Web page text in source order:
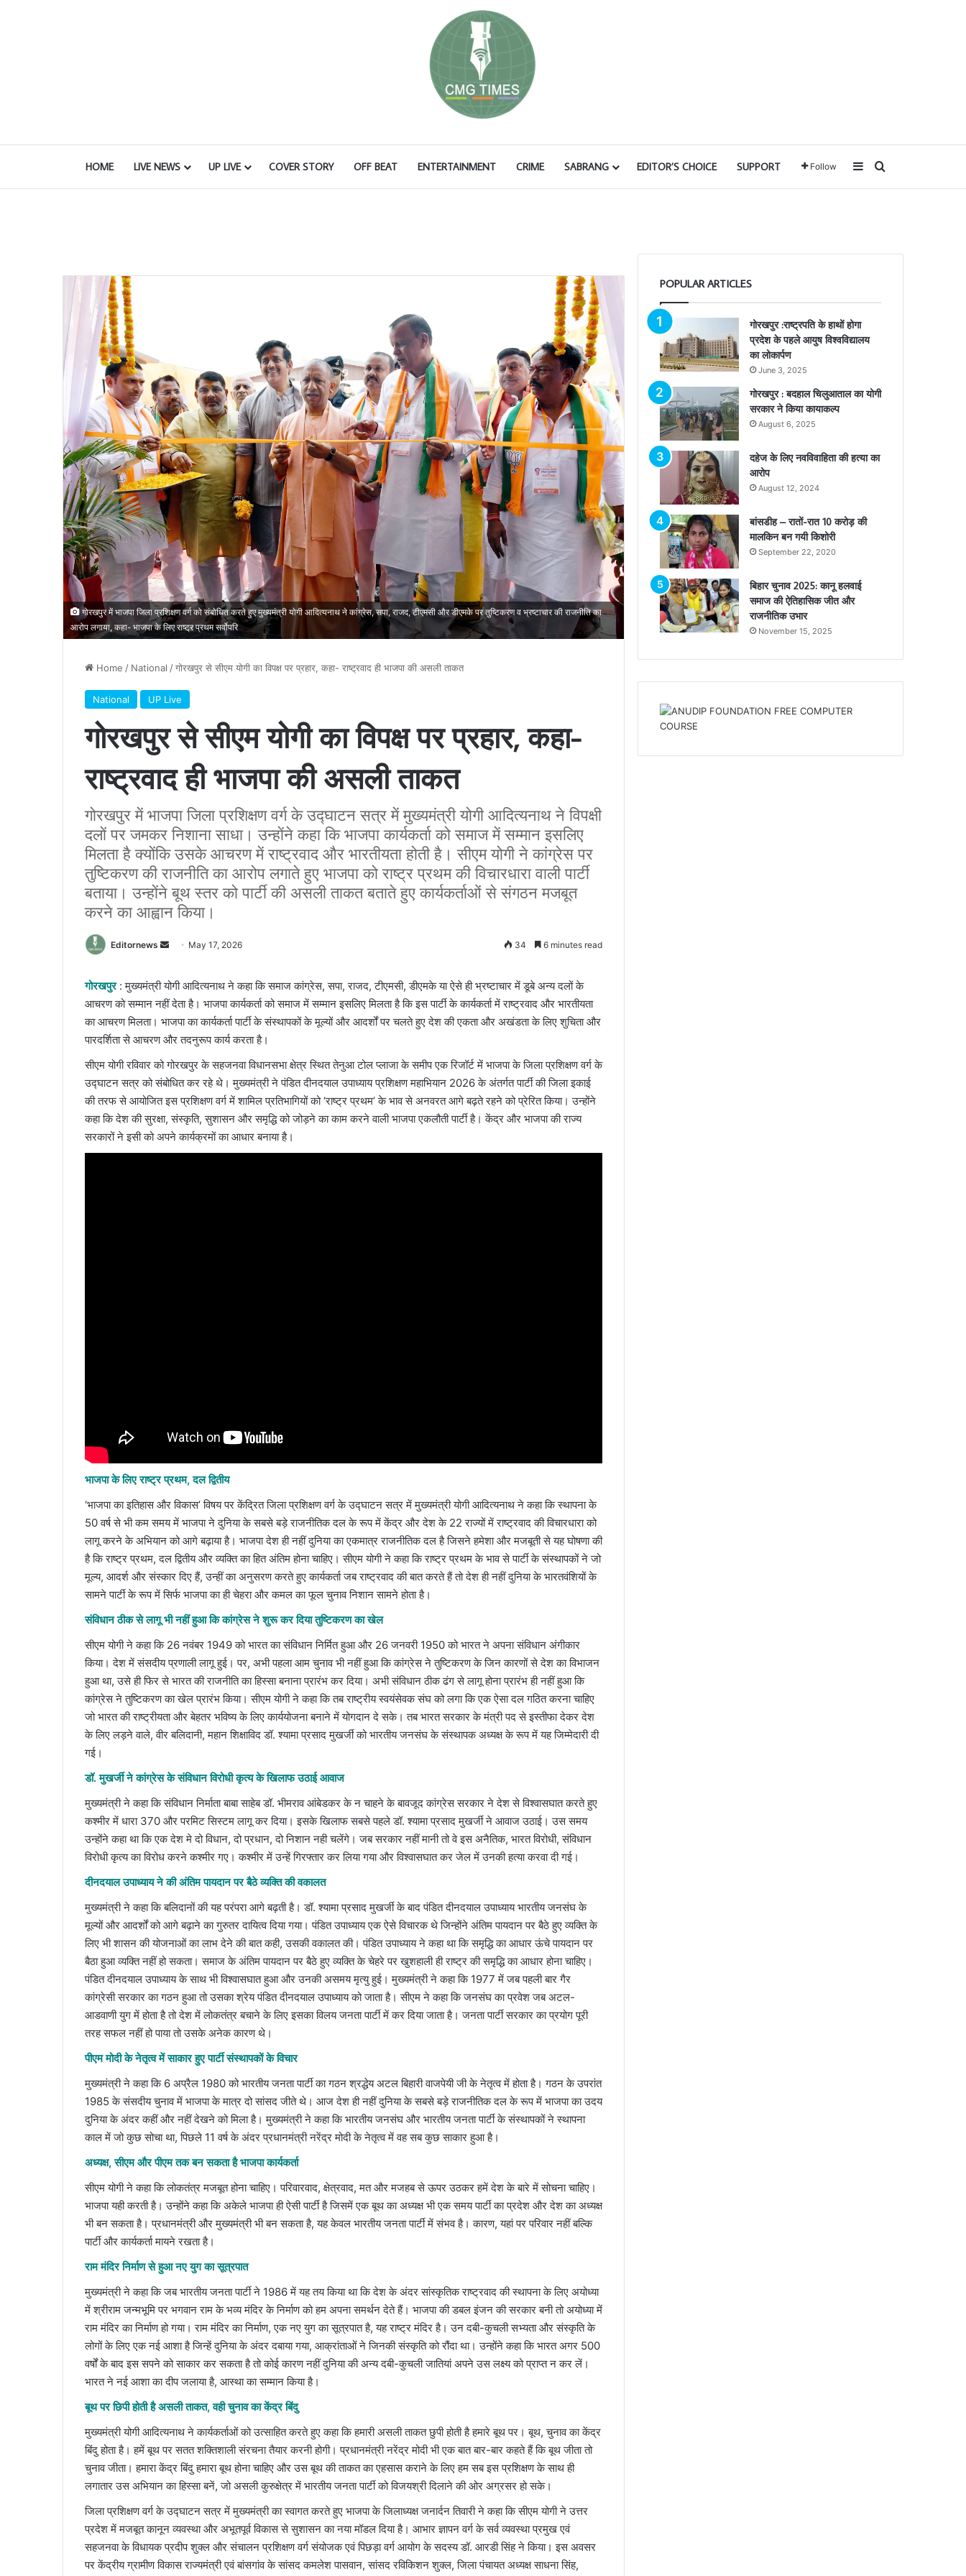
HOME LIVE NEWS UP LIVE COVER STORY OFF BEAT ENTERTAINMENT CRIME SABRANG EDITOR’S CHOICE SUPPORT Follow SidebarSearch for
गोरखपुर में भाजपा जिला प्रशिक्षण वर्ग को संबोधित करते हुए मुख्यमंत्री योगी आदित्यनाथ ने कांग्रेस, सपा, राजद, टीएमसी और डीएमके पर तुष्टिकरण व भ्रष्टाचार की राजनीति का
आरोप लगाया, कहा- भाजपा के लिए राष्ट्र प्रथम सर्वोपरि
Home / National /गोरखपुर से सीएम योगी का विपक्ष पर प्रहार, कहा- राष्ट्रवाद ही भाजपा की असली ताकत
National UP Live
गोरखपुर से सीएम योगी का विपक्ष पर प्रहार, कहा-
राष्ट्रवाद ही भाजपा की असली ताकत
गोरखपुर में भाजपा जिला प्रशिक्षण वर्ग के उद्घाटन सत्र में मुख्यमंत्री योगी आदित्यनाथ ने विपक्षी
दलों पर जमकर निशाना साधा। उन्होंने कहा कि भाजपा कार्यकर्ता को समाज में सम्मान इसलिए
मिलता है क्योंकि उसके आचरण में राष्ट्रवाद और भारतीयता होती है। सीएम योगी ने कांग्रेस पर
तुष्टिकरण की राजनीति का आरोप लगाते हुए भाजपा को राष्ट्र प्रथम की विचारधारा वाली पार्टी
बताया। उन्होंने बूथ स्तर को पार्टी की असली ताकत बताते हुए कार्यकर्ताओं से संगठन मजबूत
करने का आह्वान किया।
Editornews
Send
email
May 17, 2026 34 6 minutes read
गोरखपुर : मुख्यमंत्री योगी आदित्यनाथ ने कहा कि समाज कांग्रेस, सपा, राजद, टीएमसी, डीएमके या ऐसे ही भ्रष्टाचार में डूबे अन्य दलों के
आचरण को सम्मान नहीं देता है। भाजपा कार्यकर्ता को समाज में सम्मान इसलिए मिलता है कि इस पार्टी के कार्यकर्ता में राष्ट्रवाद और भारतीयता
का आचरण मिलता। भाजपा का कार्यकर्ता पार्टी के संस्थापकों के मूल्यों और आदर्शों पर चलते हुए देश की एकता और अखंडता के लिए शुचिता और
पारदर्शिता से आचरण और तदनुरूप कार्य करता है।
सीएम योगी रविवार को गोरखपुर के सहजनवा विधानसभा क्षेत्र स्थित तेनुआ टोल प्लाजा के समीप एक रिजॉर्ट में भाजपा के जिला प्रशिक्षण वर्ग के
उद्घाटन सत्र को संबोधित कर रहे थे। मुख्यमंत्री ने पंडित दीनदयाल उपाध्याय प्रशिक्षण महाभियान 2026 के अंतर्गत पार्टी की जिला इकाई
की तरफ से आयोजित इस प्रशिक्षण वर्ग में शामिल प्रतिभागियों को ‘राष्ट्र प्रथम’ के भाव से अनवरत आगे बढ़ते रहने को प्रेरित किया। उन्होंने
कहा कि देश की सुरक्षा, संस्कृति, सुशासन और समृद्धि को जोड़ने का काम करने वाली भाजपा एकलौती पार्टी है। केंद्र और भाजपा की राज्य
सरकारों ने इसी को अपने कार्यक्रमों का आधार बनाया है।
भाजपा के लिए राष्ट्र प्रथम, दल द्वितीय
‘भाजपा का इतिहास और विकास’ विषय पर केंद्रित जिला प्रशिक्षण वर्ग के उद्घाटन सत्र में मुख्यमंत्री योगी आदित्यनाथ ने कहा कि स्थापना के
50 वर्ष से भी कम समय में भाजपा ने दुनिया के सबसे बड़े राजनीतिक दल के रूप में केंद्र और देश के 22 राज्यों में राष्ट्रवाद की विचारधारा को
लागू करने के अभियान को आगे बढ़ाया है। भाजपा देश ही नहीं दुनिया का एकमात्र राजनीतिक दल है जिसने हमेशा और मजबूती से यह घोषणा की
है कि राष्ट्र प्रथम, दल द्वितीय और व्यक्ति का हित अंतिम होना चाहिए। सीएम योगी ने कहा कि राष्ट्र प्रथम के भाव से पार्टी के संस्थापकों ने जो
मूल्य, आदर्श और संस्कार दिए हैं, उन्हीं का अनुसरण करते हुए कार्यकर्ता जब राष्ट्रवाद की बात करते हैं तो देश ही नहीं दुनिया के भारतवंशियों के
सामने पार्टी के रूप में सिर्फ भाजपा का ही चेहरा और कमल का फूल चुनाव निशान सामने होता है।
संविधान ठीक से लागू भी नहीं हुआ कि कांग्रेस ने शुरू कर दिया तुष्टिकरण का खेल
सीएम योगी ने कहा कि 26 नवंबर 1949 को भारत का संविधान निर्मित हुआ और 26 जनवरी 1950 को भारत ने अपना संविधान अंगीकार
किया। देश में संसदीय प्रणाली लागू हुई। पर, अभी पहला आम चुनाव भी नहीं हुआ कि कांग्रेस ने तुष्टिकरण के जिन कारणों से देश का विभाजन
हुआ था, उसे ही फिर से भारत की राजनीति का हिस्सा बनाना प्रारंभ कर दिया। अभी संविधान ठीक ढंग से लागू होना प्रारंभ ही नहीं हुआ कि
कांग्रेस ने तुष्टिकरण का खेल प्रारंभ किया। सीएम योगी ने कहा कि तब राष्ट्रीय स्वयंसेवक संघ को लगा कि एक ऐसा दल गठित करना चाहिए
जो भारत की राष्ट्रीयता और बेहतर भविष्य के लिए कार्ययोजना बनाने में योगदान दे सके। तब भारत सरकार के मंत्री पद से इस्तीफा देकर देश
के लिए लड़ने वाले, वीर बलिदानी, महान शिक्षाविद डॉ. श्यामा प्रसाद मुखर्जी को भारतीय जनसंघ के संस्थापक अध्यक्ष के रूप में यह जिम्मेदारी दी
गई।
डॉ. मुखर्जी ने कांग्रेस के संविधान विरोधी कृत्य के खिलाफ उठाई आवाज
मुख्यमंत्री ने कहा कि संविधान निर्माता बाबा साहेब डॉ. भीमराव आंबेडकर के न चाहने के बावजूद कांग्रेस सरकार ने देश से विश्वासघात करते हुए
कश्मीर में धारा 370 और परमिट सिस्टम लागू कर दिया। इसके खिलाफ सबसे पहले डॉ. श्यामा प्रसाद मुखर्जी ने आवाज उठाई। उस समय
उन्होंने कहा था कि एक देश मे दो विधान, दो प्रधान, दो निशान नही चलेंगे। जब सरकार नहीं मानी तो वे इस अनैतिक, भारत विरोधी, संविधान
विरोधी कृत्य का विरोध करने कश्मीर गए। कश्मीर में उन्हें गिरफ्तार कर लिया गया और विश्वासघात कर जेल में उनकी हत्या करवा दी गई।
दीनदयाल उपाध्याय ने की अंतिम पायदान पर बैठे व्यक्ति की वकालत
मुख्यमंत्री ने कहा कि बलिदानों की यह परंपरा आगे बढ़ती है। डॉ. श्यामा प्रसाद मुखर्जी के बाद पंडित दीनदयाल उपाध्याय भारतीय जनसंघ के
मूल्यों और आदर्शों को आगे बढ़ाने का गुरुतर दायित्व दिया गया। पंडित उपाध्याय एक ऐसे विचारक थे जिन्होंने अंतिम पायदान पर बैठे हुए व्यक्ति के
लिए भी शासन की योजनाओं का लाभ देने की बात कही, उसकी वकालत की। पंडित उपाध्याय ने कहा था कि समृद्धि का आधार ऊंचे पायदान पर
बैठा हुआ व्यक्ति नहीं हो सकता। समाज के अंतिम पायदान पर बैठे हुए व्यक्ति के चेहरे पर खुशहाली ही राष्ट्र की समृद्धि का आधार होना चाहिए।
पंडित दीनदयाल उपाध्याय के साथ भी विश्वासघात हुआ और उनकी असमय मृत्यु हुई। मुख्यमंत्री ने कहा कि 1977 में जब पहली बार गैर
कांग्रेसी सरकार का गठन हुआ तो उसका श्रेय पंडित दीनदयाल उपाध्याय को जाता है। सीएम ने कहा कि जनसंघ का प्रवेश जब अटल-
आडवाणी युग में होता है तो देश में लोकतंत्र बचाने के लिए इसका विलय जनता पार्टी में कर दिया जाता है। जनता पार्टी सरकार का प्रयोग पूरी
तरह सफल नहीं हो पाया तो उसके अनेक कारण थे।
पीएम मोदी के नेतृत्व में साकार हुए पार्टी संस्थापकों के विचार
मुख्यमंत्री ने कहा कि 6 अप्रैल 1980 को भारतीय जनता पार्टी का गठन श्रद्धेय अटल बिहारी वाजपेयी जी के नेतृत्व में होता है। गठन के उपरांत
1985 के संसदीय चुनाव में भाजपा के मात्र दो सांसद जीते थे। आज देश ही नहीं दुनिया के सबसे बड़े राजनीतिक दल के रूप में भाजपा का उदय
दुनिया के अंदर कहीं और नहीं देखने को मिला है। मुख्यमंत्री ने कहा कि भारतीय जनसंघ और भारतीय जनता पार्टी के संस्थापकों ने स्थापना
काल में जो कुछ सोचा था, पिछले 11 वर्ष के अंदर प्रधानमंत्री नरेंद्र मोदी के नेतृत्व में वह सब कुछ साकार हुआ है।
अध्यक्ष, सीएम और पीएम तक बन सकता है भाजपा कार्यकर्ता
सीएम योगी ने कहा कि लोकतंत्र मजबूत होना चाहिए। परिवारवाद, क्षेत्रवाद, मत और मजहब से ऊपर उठकर हमें देश के बारे में सोचना चाहिए।
भाजपा यही करती है। उन्होंने कहा कि अकेले भाजपा ही ऐसी पार्टी है जिसमें एक बूथ का अध्यक्ष भी एक समय पार्टी का प्रदेश और देश का अध्यक्ष
भी बन सकता है। प्रधानमंत्री और मुख्यमंत्री भी बन सकता है, यह केवल भारतीय जनता पार्टी में संभव है। कारण, यहां पर परिवार नहीं बल्कि
पार्टी और कार्यकर्ता मायने रखता है।
राम मंदिर निर्माण से हुआ नए युग का सूत्रपात
मुख्यमंत्री ने कहा कि जब भारतीय जनता पार्टी ने 1986 में यह तय किया था कि देश के अंदर सांस्कृतिक राष्ट्रवाद की स्थापना के लिए अयोध्या
में श्रीराम जन्मभूमि पर भगवान राम के भव्य मंदिर के निर्माण को हम अपना समर्थन देते हैं। भाजपा की डबल इंजन की सरकार बनी तो अयोध्या में
राम मंदिर का निर्माण हो गया। राम मंदिर का निर्माण, एक नए युग का सूत्रपात है, यह राष्ट्र मंदिर है। उन दबी-कुचली सभ्यता और संस्कृति के
लोगों के लिए एक नई आशा है जिन्हें दुनिया के अंदर दबाया गया, आक्रांताओं ने जिनकी संस्कृति को रौंदा था। उन्होंने कहा कि भारत अगर 500
वर्षों के बाद इस सपने को साकार कर सकता है तो कोई कारण नहीं दुनिया की अन्य दबी-कुचली जातियां अपने उस लक्ष्य को प्राप्त न कर लें।
भारत ने नई आशा का दीप जलाया है, आस्था का सम्मान किया है।
बूथ पर छिपी होती है असली ताकत, वही चुनाव का केंद्र बिंदु
मुख्यमंत्री योगी आदित्यनाथ ने कार्यकर्ताओं को उत्साहित करते हुए कहा कि हमारी असली ताकत छुपी होती है हमारे बूथ पर। बूथ, चुनाव का केंद्र
बिंदु होता है। हमें बूथ पर सतत शक्तिशाली संरचना तैयार करनी होगी। प्रधानमंत्री नरेंद्र मोदी भी एक बात बार-बार कहते हैं कि बूथ जीता तो
चुनाव जीता। हमारा केंद्र बिंदु हमारा बूथ होना चाहिए और उस बूथ की ताकत का एहसास कराने के लिए हम सब इस प्रशिक्षण के साथ ही
लगातार उस अभियान का हिस्सा बनें, जो असली कुरुक्षेत्र में भारतीय जनता पार्टी को विजयश्री दिलाने की ओर अग्रसर हो सके।
जिला प्रशिक्षण वर्ग के उद्घाटन सत्र में मुख्यमंत्री का स्वागत करते हुए भाजपा के जिलाध्यक्ष जनार्दन तिवारी ने कहा कि सीएम योगी ने उत्तर
प्रदेश में मजबूत कानून व्यवस्था और अभूतपूर्व विकास से सुशासन का नया मॉडल दिया है। आभार ज्ञापन वर्ग के सर्व व्यवस्था प्रमुख एवं
सहजनवा के विधायक प्रदीप शुक्ल और संचालन प्रशिक्षण वर्ग संयोजक एवं पिछड़ा वर्ग आयोग के सदस्य डॉ. आरडी सिंह ने किया। इस अवसर
पर केंद्रीय ग्रामीण विकास राज्यमंत्री एवं बांसगांव के सांसद कमलेश पासवान, सांसद रविकिशन शुक्ल, जिला पंचायत अध्यक्ष साधना सिंह,
POPULAR ARTICLES
गोरखपुर :राष्ट्रपति के हाथों होगा
प्रदेश के पहले आयुष विश्वविद्यालय
का लोकार्पण
June 3, 2025
गोरखपुर : बदहाल चिलुआताल का योगी
सरकार ने किया कायाकल्प
August 6, 2025
दहेज के लिए नवविवाहिता की हत्या का
आरोप
August 12, 2024
बांसडीह – रातों-रात 10 करोड़ की
मालकिन बन गयी किशोरी
September 22, 2020
बिहार चुनाव 2025: कानू हलवाई
समाज की ऐतिहासिक जीत और
राजनीतिक उभार
November 15, 2025